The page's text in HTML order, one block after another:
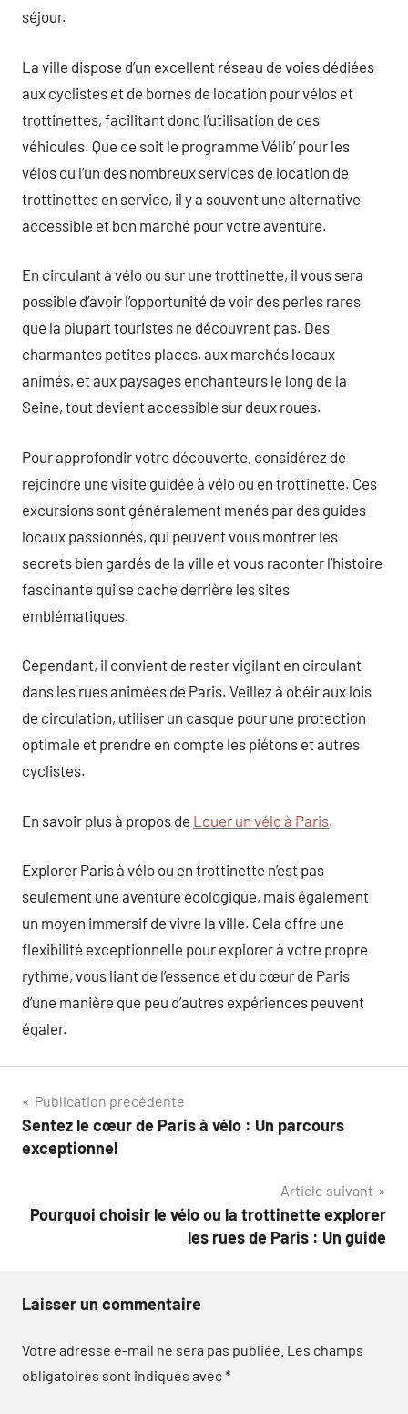
séjour.
La ville dispose d’un excellent réseau de voies dédiées
aux cyclistes et de bornes de location pour vélos et
trottinettes, facilitant donc l’utilisation de ces
véhicules. Que ce soit le programme Vélib’ pour les
vélos ou l’un des nombreux services de location de
trottinettes en service, il y a souvent une alternative
accessible et bon marché pour votre aventure.
En circulant à vélo ou sur une trottinette, il vous sera
possible d’avoir l’opportunité de voir des perles rares
que la plupart touristes ne découvrent pas. Des
charmantes petites places, aux marchés locaux
animés, et aux paysages enchanteurs le long de la
Seine, tout devient accessible sur deux roues.
Pour approfondir votre découverte, considérez de
rejoindre une visite guidée à vélo ou en trottinette. Ces
excursions sont généralement menés par des guides
locaux passionnés, qui peuvent vous montrer les
secrets bien gardés de la ville et vous raconter l’histoire
fascinante qui se cache derrière les sites
emblématiques.
Cependant, il convient de rester vigilant en circulant
dans les rues animées de Paris. Veillez à obéir aux lois
de circulation, utiliser un casque pour une protection
optimale et prendre en compte les piétons et autres
cyclistes.
En savoir plus à propos de Louer un vélo à Paris.
Explorer Paris à vélo ou en trottinette n’est pas
seulement une aventure écologique, mais également
un moyen immersif de vivre la ville. Cela offre une
flexibilité exceptionnelle pour explorer à votre propre
rythme, vous liant de l’essence et du cœur de Paris
d’une manière que peu d’autres expériences peuvent
égaler.
Navigation
de
Publication précédente
Sentez le cœur de Paris à vélo : Un parcours
exceptionnel
Article suivant
Pourquoi choisir le vélo ou la trottinette explorer
les rues de Paris : Un guide
Laisser un commentaire
Votre adresse e-mail ne sera pas publiée. Les champs
obligatoires sont indiqués avec*